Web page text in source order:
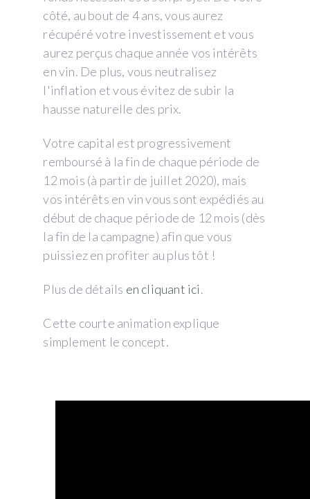
côté, au bout de 4 ans, vous aurez
récupéré votre investissement et vous
aurez perçus chaque année vos intérêts
en vin. De plus, vous neutralisez
l'inflation et vous évitez de subir la
hausse naturelle des prix.
Votre capital est progressivement
remboursé à la fin de chaque période de
12 mois (à partir de juillet 2020), mais
vos intérêts en vin vous sont expédiés au
début de chaque période de 12 mois (dès
la fin de la campagne) afin que vous
puissiez en profiter au plus tôt !
Plus de détails en cliquant ici.
Cette courte animation explique
simplement le concept.